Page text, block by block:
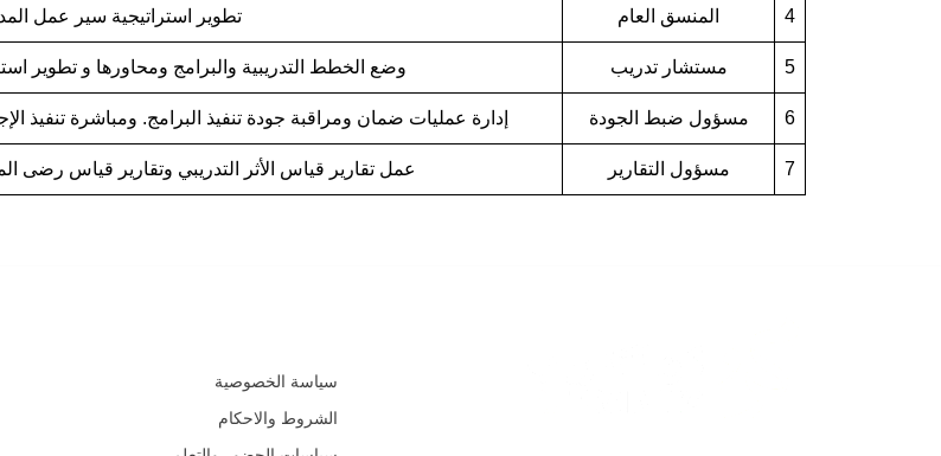
تطوير استراتيجية سير عمل المنسق العام 4
وضع الخطط التدريبية والبرامج ومحاورها و تطوير مستشار تدريب 5
إدارة عمليات ضمان ومراقبة جودة تنفيذ البرامج. ومباشرة تنفيذ مسؤول ضبط الجودة 6
عمل تقارير قياس الأثر التدريبي وتقارير قياس رضى مسؤول التقارير 7
سياسة الخصوصية
الشروط والاحكام